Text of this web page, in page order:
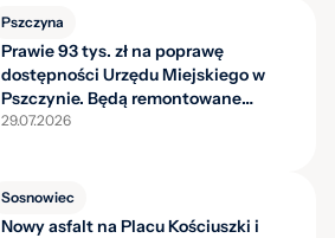
Pszczyna
Prawie 93 tys. zł na poprawę
dostępności Urzędu Miejskiego w
Pszczynie. Będą remontowane
toalety
29.07.2026
Sosnowiec
Nowy asfalt na Placu Kościuszki i